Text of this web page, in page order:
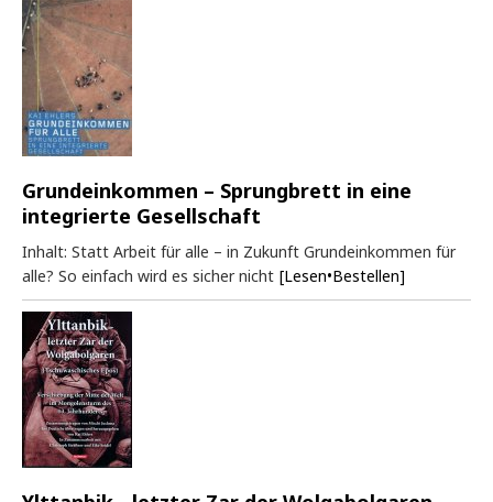
Grundeinkommen – Sprungbrett in eine
integrierte Gesellschaft
Inhalt: Statt Arbeit für alle – in Zukunft Grundeinkommen für
alle? So einfach wird es sicher nicht [Lesen•Bestellen]